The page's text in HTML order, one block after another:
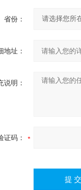
省份：
地址：
说明：
证码：